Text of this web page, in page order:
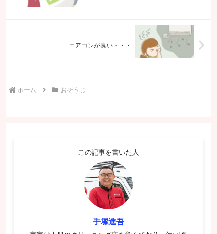
エアコンが臭い・・・
ホーム おそうじ
この記事を書いた人
手塚進吾